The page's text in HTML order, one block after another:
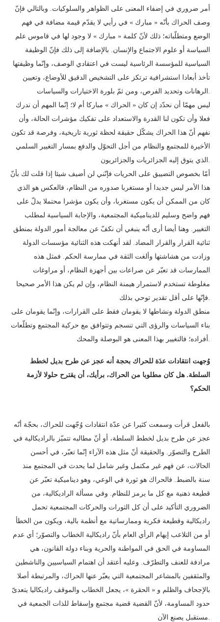
أمر ضروري في إضفاء المعنى على الظواهر والسلوكيات. وبالتالي فإنّ
وصف الحراك بأنّه « مبارك » في رأيي لا يقدّم قيمة مضافة في فهم
الوضع ومتطلّباته؛ ذلك لأنّ كلمة « مبارك » لا وجود لها في قاموس علم
السياسة أو علوم الاجتماع والإنسان. بالإضافة إلى ذلك فإنّ الوظيفة
السياسية للمؤسسة الرئاسية ليست في اعتقادي الوصف، وإنّما وظيفتها
تأخذ أبعادا استشرافية ترتكز على التشخيص الدقيق للأوضاع، وتعيين
الرهانات وتحديد الفرص، ومن ثمّ بلورة الاختيارات والسياسات.
ليس مهمّا أن نحدّد إن كان « الحراك » مباركا أم لا؛ إنّما المهم أن ندرك
فعلا وأن تكون لنا القدرة والاستعداد على تفكيك مؤشرات الحالة، وأن
نفهم أنّ هذا الحراك يشكّل حقيقة لحظة ثورية تاريخية، وفرصة قد تكون
الأخيرة للمجتمع والنظام من أجل التحوّل والدفع بمسار التغيير السلمي
الذي يتوق إليه الجزائريات والجزائريون.
أمّا بخصوص التضييق على الحريات فإنّني لن أضيف شيئا إذا قلت لك بأنّ
هذا الأمر ليس جديدا أو مستغربا صدوره من النظام، فالعكس هو الذي
كان من الممكن أن يكون مستغربا، وأن يكون مؤشرا محتملا يدلّ على
فهم واضح وسليم للديناميكية المجتمعية، والإجابة السياسية لمطلب
التغيير. وهنا أيضا أرى أنّه ينبغي أن نكفّ عن معالجة أمور الدولة بمنطق
ثنائية القرار والقرار المضاد. لقد أنهكت هذه الثنائية مؤسسات الدولة
وزادت من هشاشتها وألغت الثقة في ممارسة الحكم. فمثل هذه
الممارسات قد تعبّر عن صراعات بين أجهزة النظام، أو مراوغات
مغلوطة تستخدم لاستمرار هيمنة النظام، وإن لم يكن هذا الأمر صحيحا
فإنّها على أقل تقدير توحي بذلك.
منطق الدولة ونشاطها لا يقومان فقط على القرارات، وإنّما يقومان على
بناء السياسات والرؤى التي تنسجم وتتوافق مع حركية المجتمع وتطلّعات
أفراده؛ فالتغيير بهذا المعنى هو البوصلة والمحك.
وُجهت انتقادات عدَة للحراك بحجة أنه عجز عن طرح بديل لخطط
السلطة. هل كان مطلوبا من الحراك، برأيك، أن يقترح حلولا لأزمة
الحكم؟
بالفعل قرأت وسمعت كثيرا عن عدّة انتقادات وُجّهت للحراك، بحجّة أنّه
عجز عن طرح بديل لخطط السلطة، أو أنّ مطالبه تتميّز بالراديكالية في
الطرح والتصوّر. والحقيقة أنّ مثل هذه الآراء إنّما تعبّر، في أحسن
الحالات، عن فهم غير مكتمل وغير شامل لما يحدث في المجتمع منذ
سنة بالضبط. فالحراك هو ثورة في الوعي، وهو ديناميكية تعبّر عن
قطيعة ذهنية مع كل ما يرمز للنظام. وفي مسألة الراديكالية، من
الضروري التأكيد على أن كل الثورات والحركات المجتمعية تحمل
راديكالية وقطيعة فكرية وممارساتية مع أنظمة بالية، ويكون من الخطأ
أو من التلاعب إيهام الرأي العام بأنّ راديكالية الخطاب والتصوّر؛ أي عدم
المساومة في الحق في المواطنة والحرية وبناء دولة القانون، هي
مرادفة للعنف والتطرّف. وعليه أعتقد أن اهتمام السياسيين والناشطين
والمثقفين بالمشاعر المجتمعية التي يعبّر عنها الحراك، والمرتبطة أصلا
بالإجحاف والظلم و « الحقرة »، يجعل الخطاب والموقف راديكاليا يتعدىّ
حدود المساومة، لأنّ القضية قضية مجتمع وإسقاط للذات الجمعية في
مستقبل يصنع الآن.